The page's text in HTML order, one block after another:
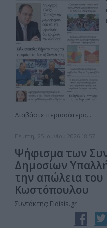
Διαβάστε περισσότερα...
Πέμπτη, 25 Ιουνίου 2026 18:57
Ψήφισμα των
Δημοσίων
την απώλεια
Κωστόπουλου
Συντάκτης: Eidisis.gr